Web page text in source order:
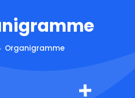
Organigramme